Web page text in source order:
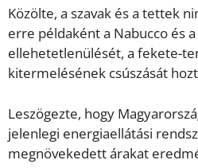
Közölte, a szavak és a tettek
erre példaként a Nabucco és
ellehetetlenülését, a fekete-
kitermelésének csúszását
Leszögezte, hogy
jelenlegi energiaellátási
megnövekedett árakat